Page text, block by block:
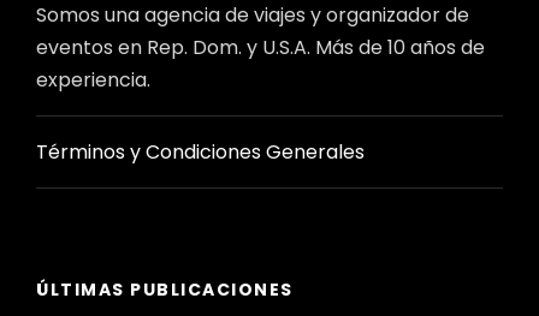
Somos una agencia de viajes y organizador de
eventos en Rep. Dom. y U.S.A. Más de 10 años de
experiencia.
Términos y Condiciones Generales
ÚLTIMAS PUBLICACIONES